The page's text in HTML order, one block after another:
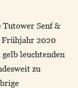
Tutower Senf &
Frühjahr 2020
leuchtenden
zu